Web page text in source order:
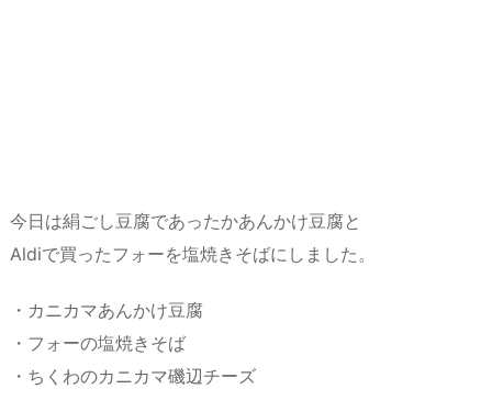
今日は絹ごし豆腐であったかあんかけ豆腐と
Aldiで買ったフォーを塩焼きそばにしました。
・カニカマあんかけ豆腐
・フォーの塩焼きそば
・ちくわのカニカマ磯辺チーズ